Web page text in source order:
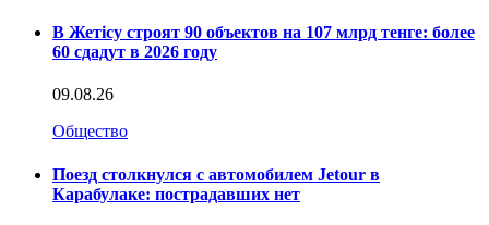
В Жетісу строят 90 объектов на 107 млрд тенге: более
60 сдадут в 2026 году
09.08.26
Общество
Поезд столкнулся с автомобилем Jetour в
Карабулаке: пострадавших нет